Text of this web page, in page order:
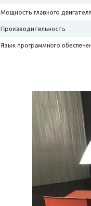
Мощность главного двигателя
Производительность
Язык программного